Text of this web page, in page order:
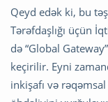
Qeyd edək ki, bu
Tərəfdaşlığı üçün
də “Global
keçirilir. Eyni
inkişafı və